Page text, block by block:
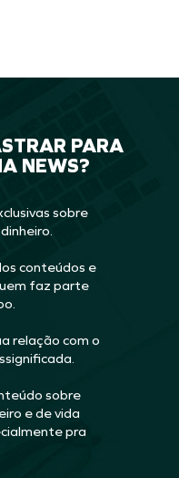
PARA
NEWS?
sobre
conteúdos e
faz parte
relação com o
sobre
e de vida
pra